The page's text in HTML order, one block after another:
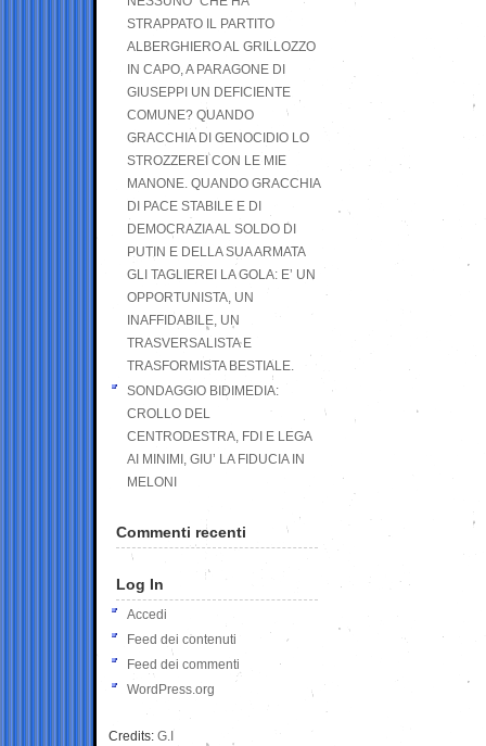
STRAPPATO IL PARTITO
ALBERGHIERO AL GRILLOZZO
IN CAPO, A PARAGONE DI
GIUSEPPI UN DEFICIENTE
COMUNE? QUANDO
GRACCHIA DI GENOCIDIO LO
STROZZEREI CON LE MIE
MANONE. QUANDO GRACCHIA
DI PACE STABILE E DI
DEMOCRAZIA AL SOLDO DI
PUTIN E DELLA SUA ARMATA
GLI TAGLIEREI LA GOLA: E’ UN
OPPORTUNISTA, UN
INAFFIDABILE, UN
TRASVERSALISTA E
TRASFORMISTA BESTIALE.
SONDAGGIO BIDIMEDIA:
CROLLO DEL
CENTRODESTRA, FDI E LEGA
AI MINIMI, GIU’ LA FIDUCIA IN
MELONI
Commenti recenti
Log In
Accedi
Feed dei contenuti
Feed dei commenti
WordPress.org
Credits: G.I